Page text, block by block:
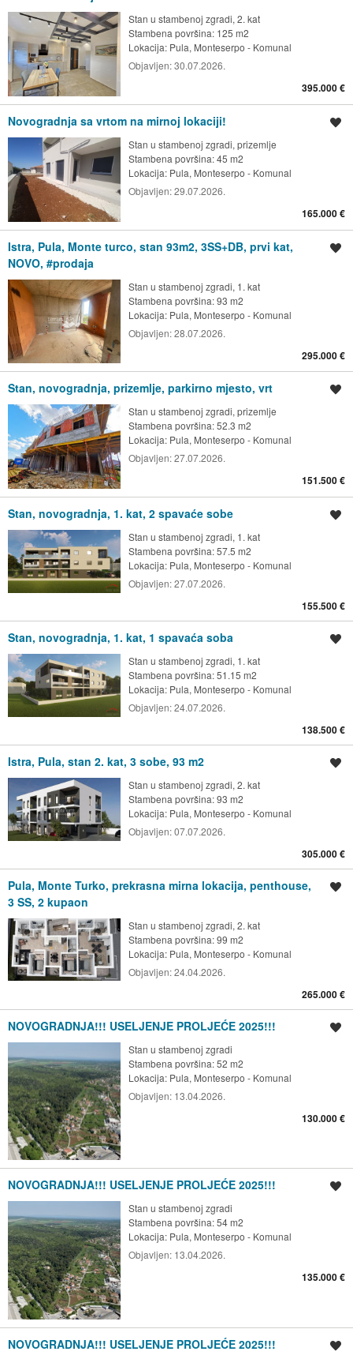
Stan u stambenoj zgradi, 2. kat
Stambena površina: 125 m2
Lokacija: Pula, Monteserpo - Komunal
Objavljen:30.07.2026.
395.000 €
Novogradnja sa vrtom na mirnoj lokaciji!
Stan u stambenoj zgradi, prizemlje
Stambena površina: 45 m2
Lokacija: Pula, Monteserpo - Komunal
Objavljen:29.07.2026.
165.000 €
Istra, Pula, Monte turco, stan 93m2, 3SS+DB, prvi kat,
NOVO, #prodaja
Stan u stambenoj zgradi, 1. kat
Stambena površina: 93 m2
Lokacija: Pula, Monteserpo - Komunal
Objavljen:28.07.2026.
295.000 €
Stan, novogradnja, prizemlje, parkirno mjesto, vrt
Stan u stambenoj zgradi, prizemlje
Stambena površina: 52.3 m2
Lokacija: Pula, Monteserpo - Komunal
Objavljen:27.07.2026.
151.500 €
Stan, novogradnja, 1. kat, 2 spavaće sobe
Stan u stambenoj zgradi, 1. kat
Stambena površina: 57.5 m2
Lokacija: Pula, Monteserpo - Komunal
Objavljen:27.07.2026.
155.500 €
Stan, novogradnja, 1. kat, 1 spavaća soba
Stan u stambenoj zgradi, 1. kat
Stambena površina: 51.15 m2
Lokacija: Pula, Monteserpo - Komunal
Objavljen:24.07.2026.
138.500 €
Istra, Pula, stan 2. kat, 3 sobe, 93 m2
Stan u stambenoj zgradi, 2. kat
Stambena površina: 93 m2
Lokacija: Pula, Monteserpo - Komunal
Objavljen:07.07.2026.
305.000 €
Pula, Monte Turko, prekrasna mirna lokacija, penthouse,
3 SS, 2 kupaon
Stan u stambenoj zgradi, 2. kat
Stambena površina: 99 m2
Lokacija: Pula, Monteserpo - Komunal
Objavljen:24.04.2026.
265.000 €
NOVOGRADNJA!!! USELJENJE PROLJEĆE 2025!!!
Stan u stambenoj zgradi
Stambena površina: 52 m2
Lokacija: Pula, Monteserpo - Komunal
Objavljen: 13.04.2026.
130.000 €
NOVOGRADNJA!!! USELJENJE PROLJEĆE 2025!!!
Stan u stambenoj zgradi
Stambena površina: 54 m2
Lokacija: Pula, Monteserpo - Komunal
Objavljen: 13.04.2026.
135.000 €
NOVOGRADNJA!!! USELJENJE PROLJEĆE 2025!!!